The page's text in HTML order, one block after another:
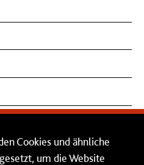
Cookies und ähnliche
um die Website